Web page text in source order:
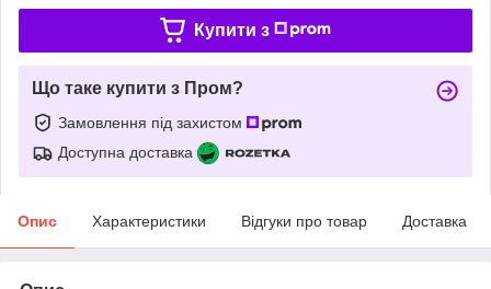
Купити з
Що таке купити з Пром?
Замовлення під захистом
Доступна доставка
Опис Характеристики Відгуки про товар Доставка